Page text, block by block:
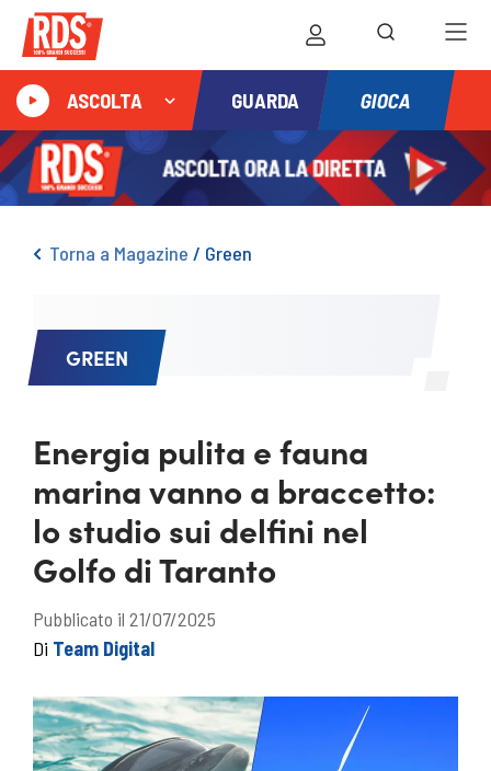
ASCOLTA GUARDA GIOCA
Torna a Magazine / Green
GREEN
Energia pulita e fauna
marina vanno a braccetto:
lo studio sui delfini nel
Golfo di Taranto
Pubblicato il 21/07/2025
Di Team Digital